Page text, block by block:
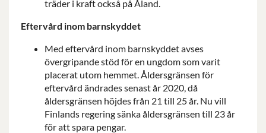
träder i kraft också på Åland.
Eftervård inom barnskyddet
Med eftervård inom barnskyddet avses
övergripande stöd för en ungdom som varit
placerat utom hemmet. Åldersgränsen för
eftervård ändrades senast år 2020, då
åldersgränsen höjdes från 21 till 25 år. Nu vill
Finlands regering sänka åldersgränsen till 23 år
för att spara pengar.